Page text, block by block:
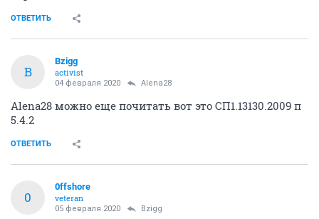
ОТВЕТИТЬ
B
Bzigg
activist
04 февраля 2020 Alena28
Alena28 можно еще почитать вот это СП1.13130.2009 п
5.4.2
ОТВЕТИТЬ
0
0ffshore
veteran
05 февраля 2020 Bzigg